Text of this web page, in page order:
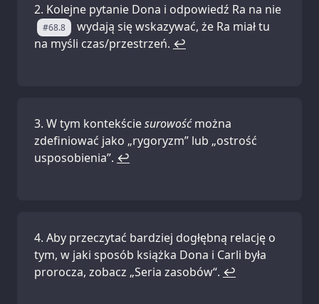
Kolejne pytanie Dona i odpowiedź Ra na nie
#68.8
wydają się wskazywać, że Ra miał tu
na myśli czas/przestrzeń. ↩
W tym kontekściesurowośćmożna
zdefiniować jako „rygoryzm” lub „ostrość
usposobienia”. ↩
Aby przeczytać bardziej dogłębną relację o
tym, w jaki sposób książka Dona i Carli była
prorocza, zobacz „Seria zasobów“. ↩